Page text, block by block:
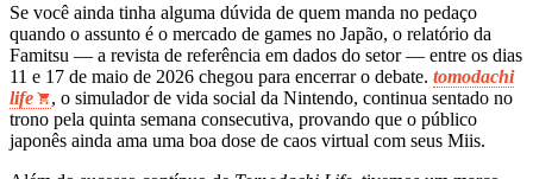
Se você ainda tinha alguma dúvida de quem manda no pedaço
quando o assunto é o mercado de games no Japão, o relatório da
Famitsu — a revista de referência em dados do setor — entre os dias
11 e 17 de maio de 2026 chegou para encerrar o debate. tomodachi
life
, o simulador de vida social da Nintendo, continua sentado no
trono pela quinta semana consecutiva, provando que o público
japonês ainda ama uma boa dose de caos virtual com seus Miis.